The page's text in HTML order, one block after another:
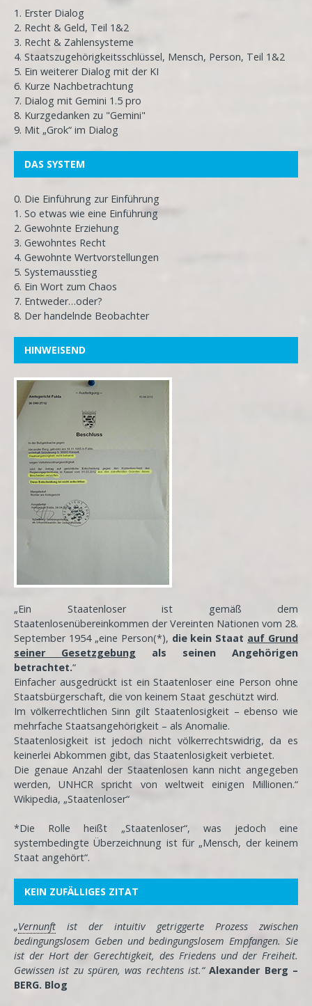
1. Erster Dialog
2. Recht & Geld, Teil 1&2
3. Recht & Zahlensysteme
4. Staatszugehörigkeitsschlüssel, Mensch, Person, Teil 1&2
5. Ein weiterer Dialog mit der KI
6. Kurze Nachbetrachtung
7. Dialog mit Gemini 1.5 pro
8. Kurzgedanken zu "Gemini"
9. Mit „Grok“ im Dialog
DAS SYSTEM
0. Die Einführung zur Einführung
1. So etwas wie eine Einführung
2. Gewohnte Erziehung
3. Gewohntes Recht
4. Gewohnte Wertvorstellungen
5. Systemausstieg
6. Ein Wort zum Chaos
7. Entweder…oder?
8. Der handelnde Beobachter
HINWEISEND
„Ein Staatenloser ist gemäß dem
Staatenlosenübereinkommen der Vereinten Nationen vom 28.
September 1954 „eine Person(*), die kein Staat auf Grund
seiner Gesetzgebung als seinen Angehörigen
betrachtet.“
Einfacher ausgedrückt ist ein Staatenloser eine Person ohne
Staatsbürgerschaft, die von keinem Staat geschützt wird.
Im völkerrechtlichen Sinn gilt Staatenlosigkeit – ebenso wie
mehrfache Staatsangehörigkeit – als Anomalie.
Staatenlosigkeit ist jedoch nicht völkerrechtswidrig, da es
keinerlei Abkommen gibt, das Staatenlosigkeit verbietet.
Die genaue Anzahl der Staatenlosen kann nicht angegeben
werden, UNHCR spricht von weltweit einigen Millionen.“
Wikipedia, „Staatenloser“
*Die Rolle heißt „Staatenloser“, was jedoch eine
systembedingte Überzeichnung ist für „Mensch, der keinem
Staat angehört“.
KEIN ZUFÄLLIGES ZITAT
„Vernunft ist der intuitiv getriggerte Prozess zwischen
bedingungslosem Geben und bedingungslosem Empfangen. Sie
ist der Hort der Gerechtigkeit, des Friedens und der Freiheit.
Gewissen ist zu spüren, was rechtens ist.“Alexander Berg –
BERG. Blog